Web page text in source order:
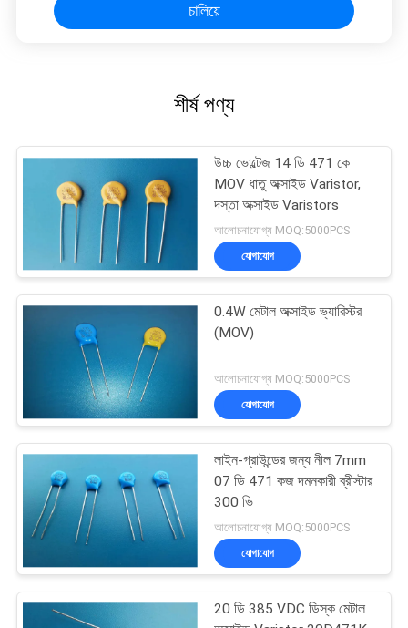
চালিয়ে
শীর্ষ পণ্য
উচ্চ ভোল্টেজ 14 ডি 471 কে
MOV ধাতু অক্সাইড Varistor,
দস্তা অক্সাইড Varistors
আলোচনাযোগ্য MOQ:5000PCS
যোগাযোগ
0.4W মেটাল অক্সাইড ভ্যারিস্টর
(MOV)
আলোচনাযোগ্য MOQ:5000PCS
যোগাযোগ
লাইন-গ্রাউন্ডের জন্য নীল 7mm
07 ডি 471 কজ দমনকারী ব্রীস্টার
300 ভি
আলোচনাযোগ্য MOQ:5000PCS
যোগাযোগ
20 ডি 385 VDC ডিস্ক মেটাল